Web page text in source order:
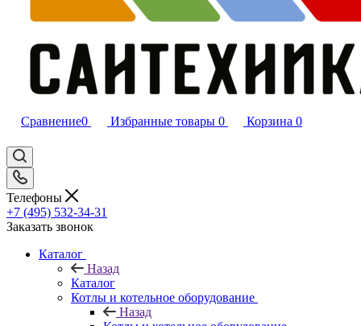
Сравнение0 Избранные товары 0 Корзина 0
Телефоны
+7 (495) 532‑34‑31
Заказать звонок
Каталог
Назад
Каталог
Котлы и котельное оборудование
Назад